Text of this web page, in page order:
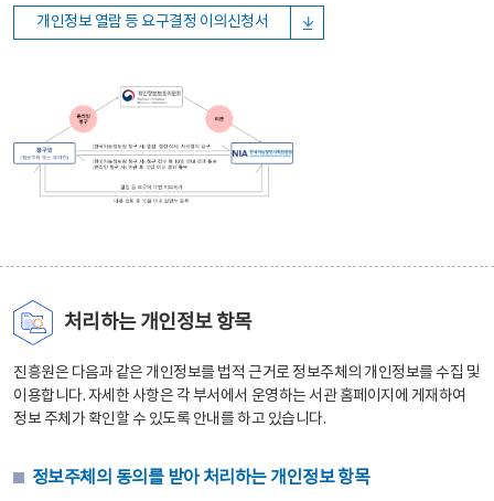
개인정보 열람 등 요구결정 이의신청서
처리하는 개인정보 항목
진흥원은 다음과 같은 개인정보를 법적 근거로 정보주체의 개인정보를 수집 및
이용합니다. 자세한 사항은 각 부서에서 운영하는 서관 홈페이지에 게재하여
정보 주체가 확인할 수 있도록 안내를 하고 있습니다.
정보주체의 동의를 받아 처리하는 개인정보 항목